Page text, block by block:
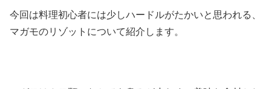
今回は料理初心者には少しハードルがたかいと思われる、
マガモのリゾットについて紹介します。